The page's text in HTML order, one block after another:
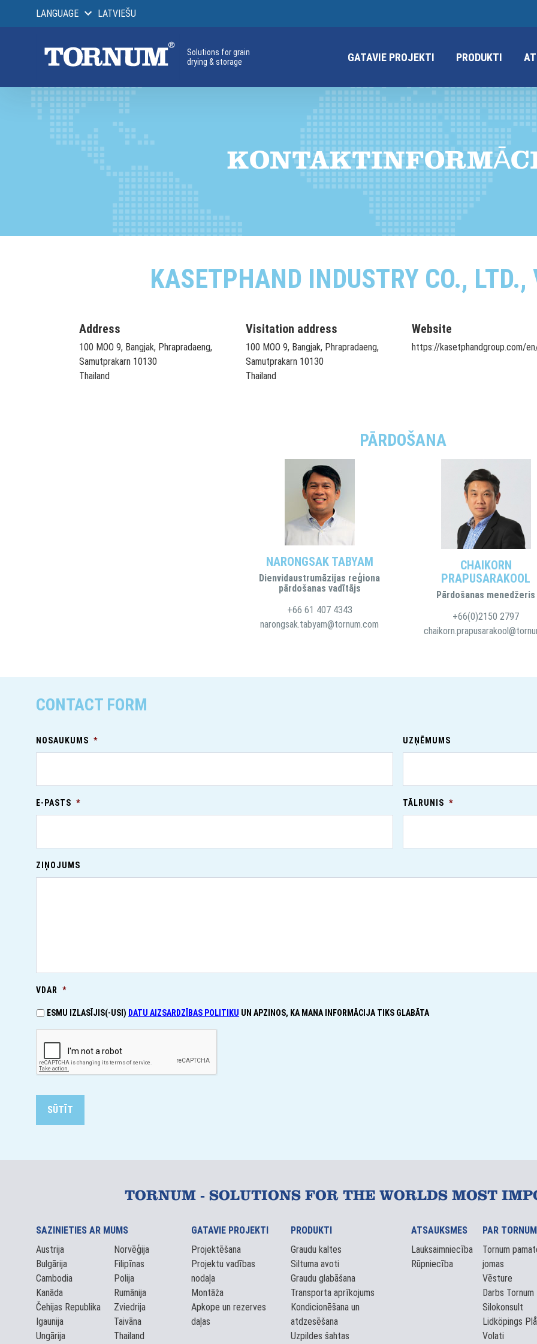
LANGUAGE LATVIEŠU
Solutions for grain
drying & storage
GATAVIE PROJEKTI PRODUKTI
KASETPHAND INDUSTRY CO.,
Address
100 MOO 9, Bangjak, Phrapradaeng,
Samutprakarn 10130
Thailand
Visitation address
100 MOO 9, Bangjak, Phrapradaeng,
Samutprakarn 10130
Thailand
Website
https://kasetphandgroup.com/
PĀRDOŠANA
NARONGSAK TABYAM
Dienvidaustrumāzijas reģiona
pārdošanas vadītājs
+66 61 407 4343
narongsak.tabyam@tornum.com
CHAIKORN
PRAPUSARAKOOL
Pārdošanas menedžeris
+66(0)2150 2797
CONTACT FORM
NOSAUKUMS * UZŅĒMUMS
E-PASTS * TĀLRUNIS *
ZIŅOJUMS
VDAR *
ESMU IZLASĪJIS(-USI) DATU AIZSARDZĪBAS POLITIKU UN APZINOS, KA MANA INFORMĀCIJA TIKS GLABĀTA
TORNUM - SOLUTIONS FOR THE WORLDS MOST
SAZINIETIES AR MUMS
Austrija
Bulgārija
Cambodia
Kanāda
Čehijas Republika
Igaunija
Ungārija
Norvēģija
Filipīnas
Polija
Rumānija
Zviedrija
Taivāna
Thailand
GATAVIE PROJEKTI
Projektēšana
Projektu vadības
nodaļa
Montāža
Apkope un rezerves
daļas
PRODUKTI
Graudu kaltes
Siltuma avoti
Graudu glabāšana
Transporta aprīkojums
Kondicionēšana un
atdzesēšana
Uzpildes šahtas
ATSAUKSMES
Lauksaimniecība
Rūpniecība
PAR TORNUM
Tornum
jomas
Vēsture
Darbs Tornum
Silokonsult
Lidköpings
Volati